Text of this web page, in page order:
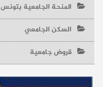
المنحة الجامعية بتونس
السكن الجامعي
قروض جامعية